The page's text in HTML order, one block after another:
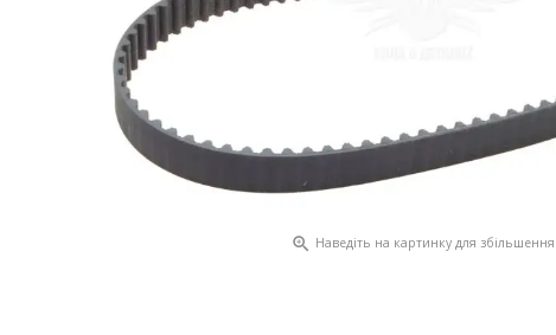
 Наведіть на картинку для збільшення